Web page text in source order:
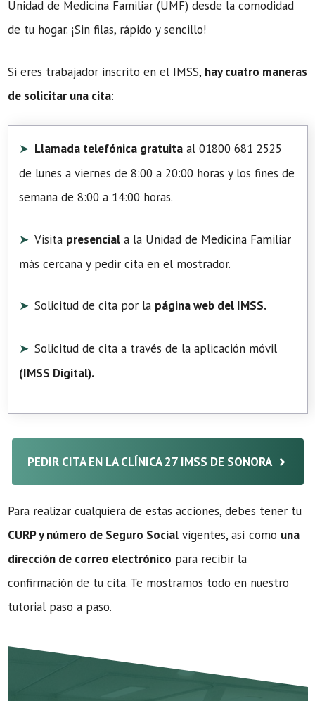
Unidad de Medicina Familiar (UMF) desde la comodidad
de tu hogar. ¡Sin filas, rápido y sencillo!
Si eres trabajador inscrito en el IMSS, hay cuatro maneras
de solicitar una cita:
Llamada telefónica gratuita al 01800 681 2525
de lunes a viernes de 8:00 a 20:00 horas y los fines de
semana de 8:00 a 14:00 horas.
Visita presencial a la Unidad de Medicina Familiar
más cercana y pedir cita en el mostrador.
Solicitud de cita por la página web del IMSS.
Solicitud de cita a través de la aplicación móvil
(IMSS Digital).
PEDIR CITA EN LA CLÍNICA 27 IMSS DE SONORA
Para realizar cualquiera de estas acciones, debes tener tu
CURP y número de Seguro Social vigentes, así como una
dirección de correo electrónico para recibir la
confirmación de tu cita. Te mostramos todo en nuestro
tutorial paso a paso.